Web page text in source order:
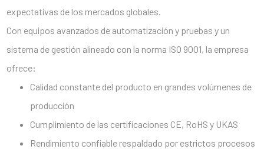
expectativas de los mercados globales.
Con equipos avanzados de automatización y pruebas y un
sistema de gestión alineado con la norma ISO 9001, la empresa
ofrece:
Calidad constante del producto en grandes volúmenes de
producción
Cumplimiento de las certificaciones CE, RoHS y UKAS
Rendimiento confiable respaldado por estrictos procesos